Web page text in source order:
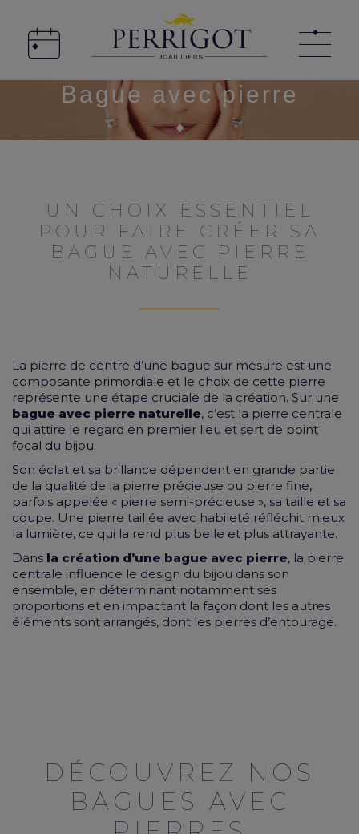
Bague avec pierre
UN CHOIX ESSENTIEL
POUR FAIRE CRÉER SA
BAGUE AVEC PIERRE
NATURELLE
La pierre de centre d’une bague sur mesure est une
composante primordiale et le choix de cette pierre
représente une étape cruciale de la création. Sur une
bague avec pierre naturelle, c’est la pierre centrale
qui attire le regard en premier lieu et sert de point
focal du bijou.
Son éclat et sa brillance dépendent en grande partie
de la qualité de la pierre précieuse ou pierre fine,
parfois appelée « pierre semi-précieuse », sa taille et sa
coupe. Une pierre taillée avec habileté réfléchit mieux
la lumière, ce qui la rend plus belle et plus attrayante.
Dans la création d’une bague avec pierre, la pierre
centrale influence le design du bijou dans son
ensemble, en déterminant notamment ses
proportions et en impactant la façon dont les autres
éléments sont arrangés, dont les pierres d’entourage.
DÉCOUVREZ NOS
BAGUES AVEC